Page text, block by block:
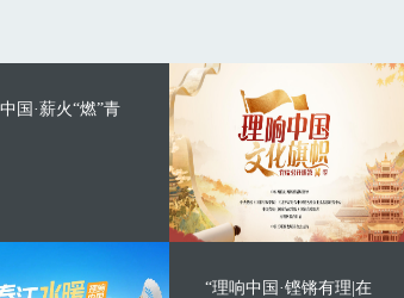
国·薪火“燃”青
“理响中国·铿锵有理|在